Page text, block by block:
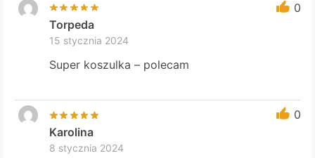
0
Torpeda
15 stycznia 2024
Super koszulka – polecam
0
Karolina
8 stycznia 2024